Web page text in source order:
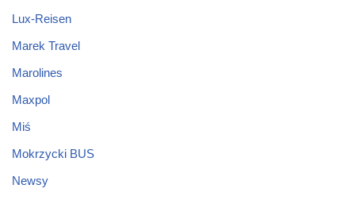
Lux-Reisen
Marek Travel
Marolines
Maxpol
Miś
Mokrzycki BUS
Newsy